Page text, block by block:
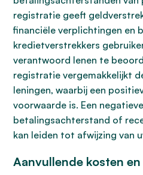
registratie geeft
financiële verplichtingen en
kredietverstrekkers
verantwoord lenen te
registratie vergemakkelijkt
leningen, waarbij een
voorwaarde is. Een
betalingsachterstand of
kan leiden tot afwijzing van
Aanvullende kosten